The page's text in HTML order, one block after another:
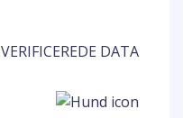
VERIFICEREDE DATA